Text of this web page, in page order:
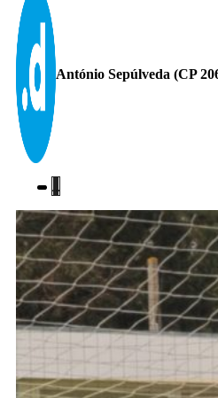
António Sepúlveda (CP